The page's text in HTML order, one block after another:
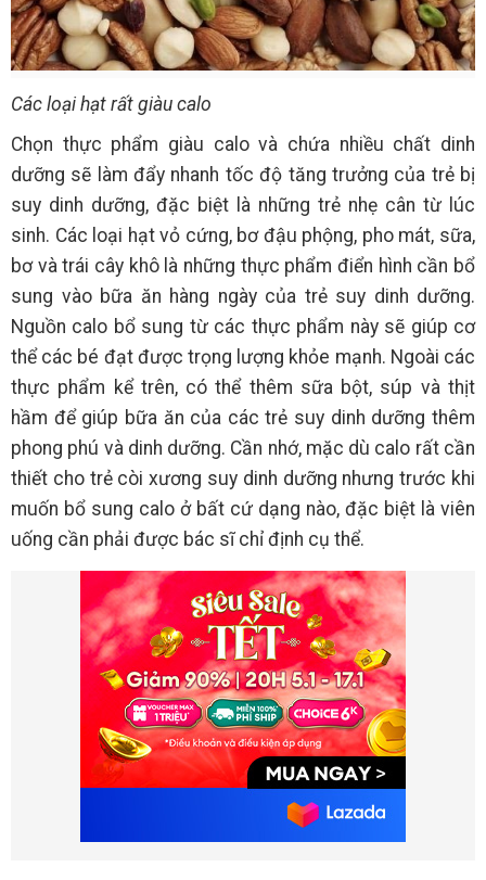
Các loại hạt rất giàu calo
Chọn thực phẩm giàu calo và chứa nhiều chất dinh
dưỡng sẽ làm đẩy nhanh tốc độ tăng trưởng của trẻ bị
suy dinh dưỡng, đặc biệt là những trẻ nhẹ cân từ lúc
sinh. Các loại hạt vỏ cứng, bơ đậu phộng, pho mát, sữa,
bơ và trái cây khô là những thực phẩm điển hình cần bổ
sung vào bữa ăn hàng ngày của trẻ suy dinh dưỡng.
Nguồn calo bổ sung từ các thực phẩm này sẽ giúp cơ
thể các bé đạt được trọng lượng khỏe mạnh. Ngoài các
thực phẩm kể trên, có thể thêm sữa bột, súp và thịt
hầm để giúp bữa ăn của các trẻ suy dinh dưỡng thêm
phong phú và dinh dưỡng. Cần nhớ, mặc dù calo rất cần
thiết cho trẻ còi xương suy dinh dưỡng nhưng trước khi
muốn bổ sung calo ở bất cứ dạng nào, đặc biệt là viên
uống cần phải được bác sĩ chỉ định cụ thể.